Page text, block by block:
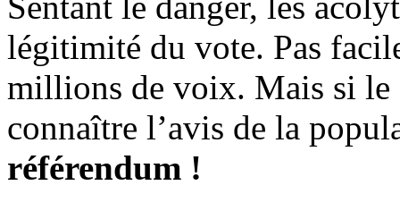
légitimité du vote. Pas
millions de voix. Mais si le
connaître l’avis de la
référendum !